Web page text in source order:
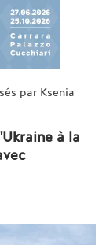
par Ksenia
à la